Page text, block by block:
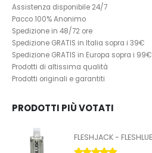
Assistenza disponibile 24/7
Pacco 100% Anonimo
Spedizione in 48/72 ore
Spedizione GRATIS in Italia sopra i 39€
Spedizione GRATIS in Europa sopra i 99€
Prodotti di altissima qualità
Prodotti originali e garantiti
PRODOTTI PIÙ VOTATI